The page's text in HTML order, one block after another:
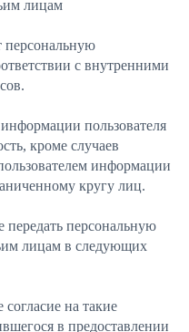
лицам
персональную
с внутренними
пользователя
кроме случаев
информации
кругу лиц.
персональную
лицам в следующих
на такие
в предоставлении